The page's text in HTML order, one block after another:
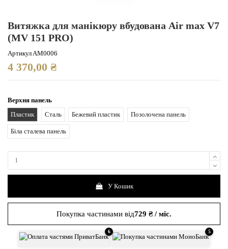
Витяжка для манікюру вбудована Air max V7
(MV 151 PRO)
АртикулAM0006
4 370,00 ₴
Верхня панель
Пластик
Сталь Бежевий пластик Позолочена панель
Біла сталева панель
У Кошик
Покупка частинами від729 ₴ / міс.
6 5